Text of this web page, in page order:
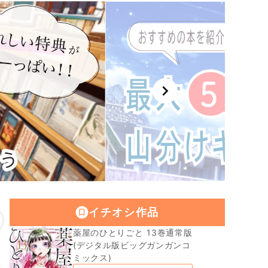
chevron_right
イチオシ作品
薬屋のひとりごと 13巻通常版
(デジタル版ビッグガンガンコ
ミックス)